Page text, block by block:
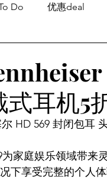
Do 优惠deal
耳机5
HD 569 封闭包耳
家庭娱乐领域带来
下享受完整的个人